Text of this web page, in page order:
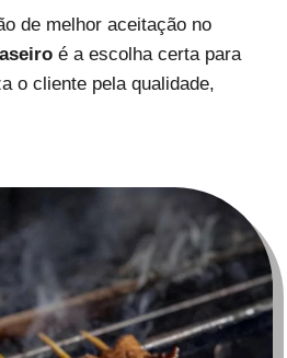
de melhor aceitação no
é a escolha certa para
o cliente pela qualidade,